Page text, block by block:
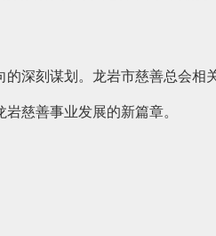
深刻谋划。龙岩市慈善总会相
慈善事业发展的新篇章。